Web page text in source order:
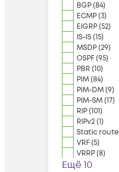
BGP (84)
ECMP (3)
EIGRP (52)
IS-IS (15)
MSDP (29)
OSPF (95)
PBR (10)
PIM (84)
PIM-DM (9)
PIM-SM (17)
RIP (101)
RIPv2 (1)
Static route
VRF (5)
VRRP (8)
Ещё 10